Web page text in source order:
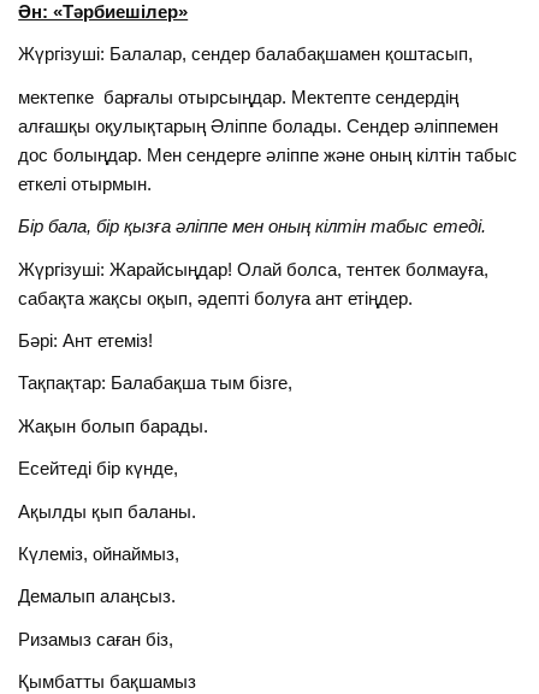
Ән: «Тәрбиешілер»
Жүргізуші: Балалар, сендер балабақшамен қоштасып,
мектепке барғалы отырсыңдар. Мектепте сендердің
алғашқы оқулықтарың Әліппе болады. Сендер әліппемен
дос болыңдар. Мен сендерге әліппе және оның кілтін табыс
еткелі отырмын.
Бір бала, бір қызға әліппе мен оның кілтін табыс етеді.
Жүргізуші: Жарайсыңдар! Олай болса, тентек болмауға,
сабақта жақсы оқып, әдепті болуға ант етіңдер.
Бәрі: Ант етеміз!
Тақпақтар: Балабақша тым бізге,
Жақын болып барады.
Есейтеді бір күнде,
Ақылды қып баланы.
Күлеміз, ойнаймыз,
Демалып алаңсыз.
Ризамыз саған біз,
Қымбатты бақшамыз